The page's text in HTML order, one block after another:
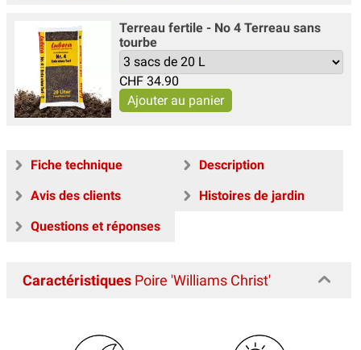
Terreau fertile - No 4 Terreau sans
tourbe
CHF 34.90
Fiche technique
Description
Avis des clients
Histoires de jardin
Questions et réponses
Caractéristiques Poire 'Williams Christ'